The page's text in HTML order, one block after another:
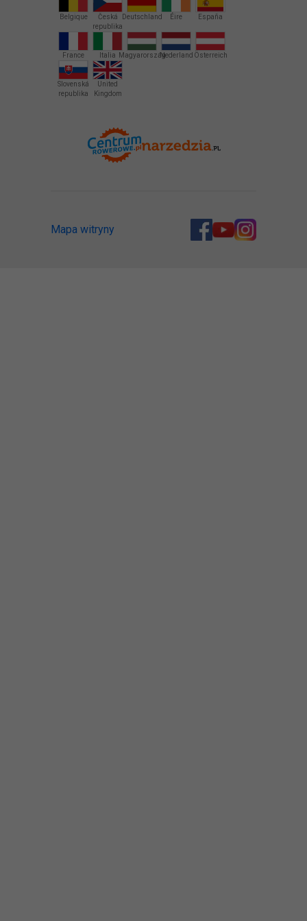
Belgique
Česká
republika
Deutschland Éire España
France Italia MagyarországNederland Österreich
Slovenská
republika
United
Kingdom
Mapa witryny